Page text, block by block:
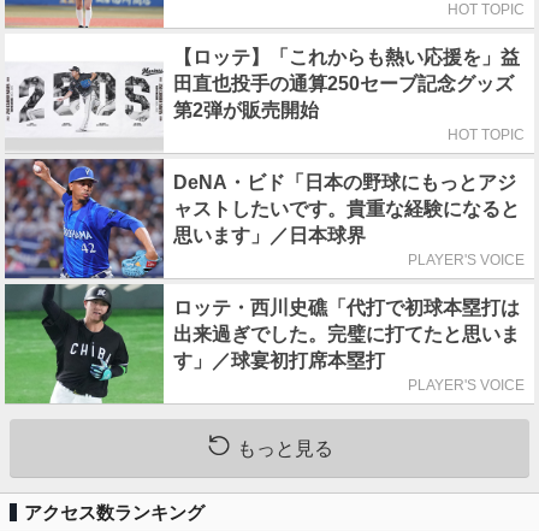
HOT TOPIC
【ロッテ】「これからも熱い応援を」益
田直也投手の通算250セーブ記念グッズ
第2弾が販売開始
HOT TOPIC
DeNA・ビド「日本の野球にもっとアジ
ャストしたいです。貴重な経験になると
思います」／日本球界
PLAYER'S VOICE
ロッテ・西川史礁「代打で初球本塁打は
出来過ぎでした。完璧に打てたと思いま
す」／球宴初打席本塁打
PLAYER'S VOICE
もっと見る
アクセス数ランキング